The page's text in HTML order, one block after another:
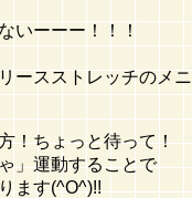
いーーー！！！
ースストレッチのメニ
！ちょっと待って！
」運動することで
ます(^O^)!!